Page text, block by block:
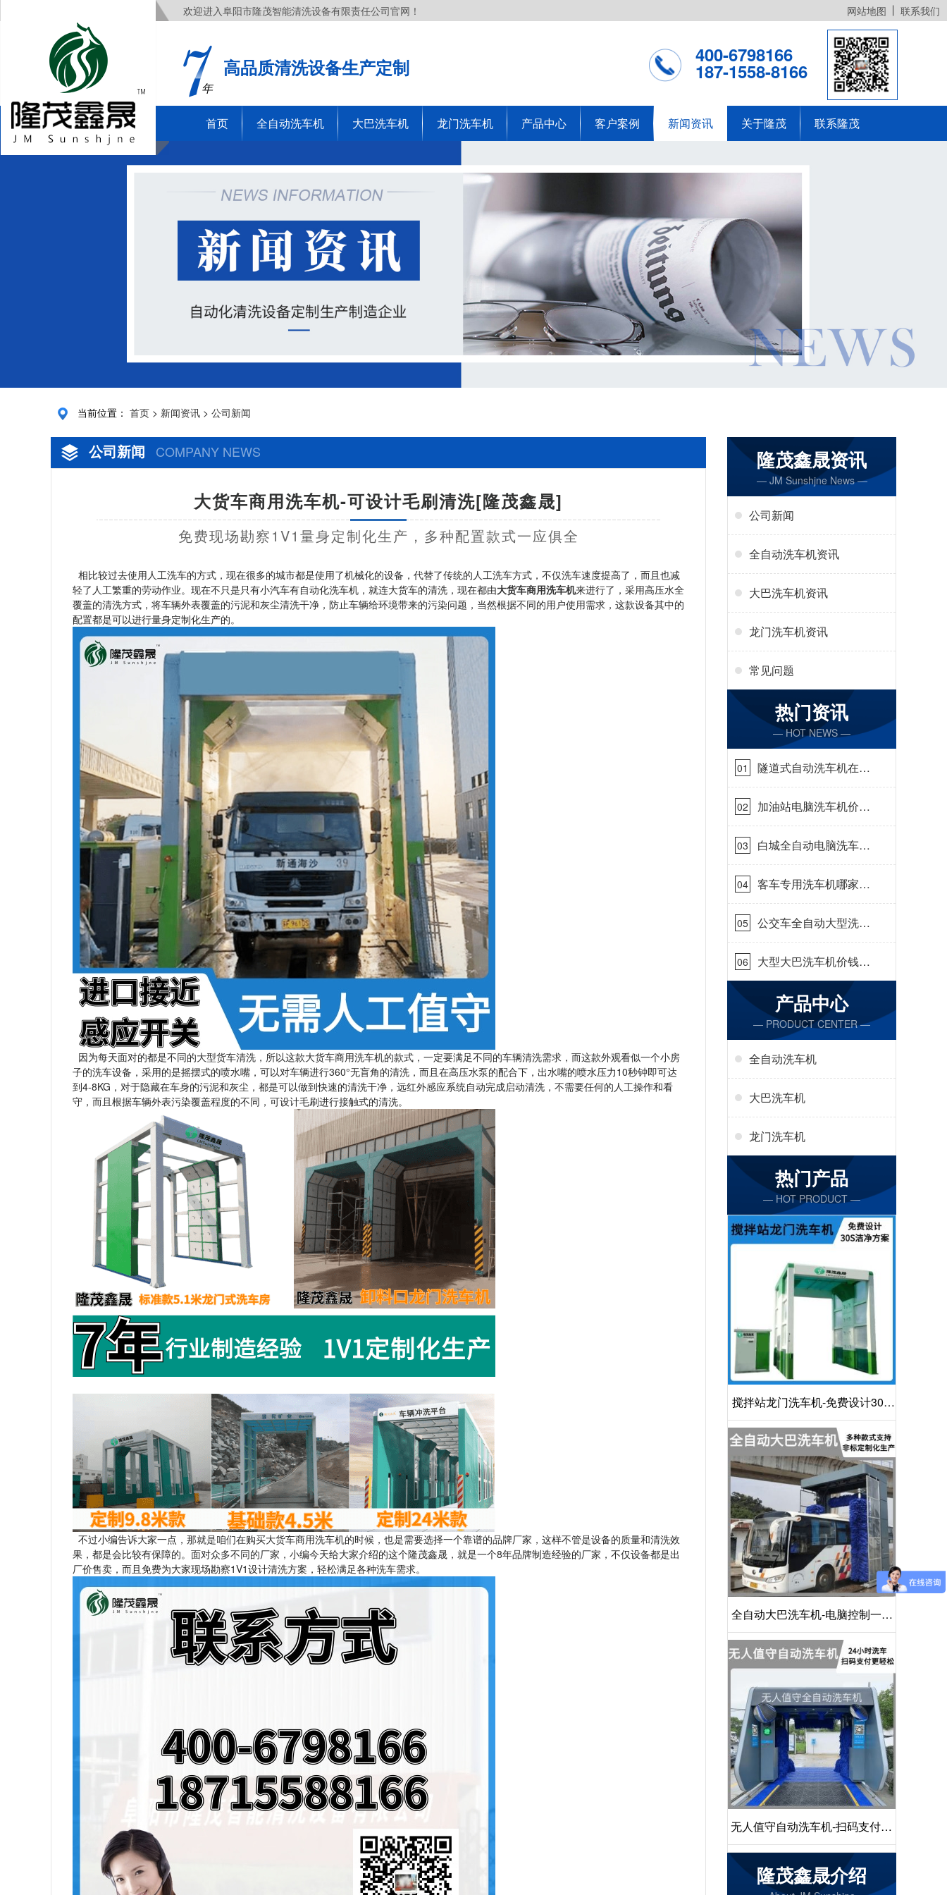
欢迎进入阜阳市隆茂智能清洗设备有限责任公司官网！ 网站地图 联系我们
年
高品质清洗设备生产定制
400-6798166
187-1558-8166
首页 全自动洗车机 大巴洗车机 龙门洗车机 产品中心 客户案例 新闻资讯 关于隆茂 联系隆茂
当前位置： 首页 > 新闻资讯 > 公司新闻
公司新闻 COMPANY NEWS
大货车商用洗车机-可设计毛刷清洗[隆茂鑫晟]
免费现场勘察1V1量身定制化生产，多种配置款式一应俱全
相比较过去使用人工洗车的方式，现在很多的城市都是使用了机械化的设备，代替了传统的人工洗车方式，不仅洗车速度提高了，而且也减
轻了人工繁重的劳动作业。现在不只是只有小汽车有自动化洗车机，就连大货车的清洗，现在都由大货车商用洗车机来进行了，采用高压水全
覆盖的清洗方式，将车辆外表覆盖的污泥和灰尘清洗干净，防止车辆给环境带来的污染问题，当然根据不同的用户使用需求，这款设备其中的
配置都是可以进行量身定制化生产的。
因为每天面对的都是不同的大型货车清洗，所以这款大货车商用洗车机的款式，一定要满足不同的车辆清洗需求，而这款外观看似一个小房
子的洗车设备，采用的是摇摆式的喷水嘴，可以对车辆进行360°无盲角的清洗，而且在高压水泵的配合下，出水嘴的喷水压力10秒钟即可达
到4-8KG，对于隐藏在车身的污泥和灰尘，都是可以做到快速的清洗干净，远红外感应系统自动完成启动清洗，不需要任何的人工操作和看
守，而且根据车辆外表污染覆盖程度的不同，可设计毛刷进行接触式的清洗。
不过小编告诉大家一点，那就是咱们在购买大货车商用洗车机的时候，也是需要选择一个靠谱的品牌厂家，这样不管是设备的质量和清洗效
果，都是会比较有保障的。面对众多不同的厂家，小编今天给大家介绍的这个隆茂鑫晟，就是一个8年品牌制造经验的厂家，不仅设备都是出
厂价售卖，而且免费为大家现场勘察1V1设计清洗方案，轻松满足各种洗车需求。
隆茂鑫晟资讯
— JM Sunshjne News —
公司新闻
全自动洗车机资讯
大巴洗车机资讯
龙门洗车机资讯
常见问题
热门资讯
— HOT NEWS —
01
隧道式自动洗车机在哪
里购买[隆茂鑫晟]
02
加油站电脑洗车机价格
怎么样[隆茂鑫晟]
03
白城全自动电脑洗车
机-ADV防冻冬季正常
使用[隆茂鑫晟]
04
客车专用洗车机哪家的
好[隆茂鑫晟]
05
公交车全自动大型洗车
机什么价钱[隆茂鑫晟]
06
大型大巴洗车机价钱怎
么样[隆茂鑫晟]
产品中心
— PRODUCT CENTER —
全自动洗车机
大巴洗车机
龙门洗车机
热门产品
— HOT PRODUCT —
搅拌站龙门洗车机-免费设计30S
洁净方案[隆茂鑫晟]
全自动大巴洗车机-电脑控制一键
启动清洗[隆茂鑫晟]
无人值守自动洗车机-扫码支付24
小时不停机洗车[隆茂鑫晟]
隆茂鑫晟介绍